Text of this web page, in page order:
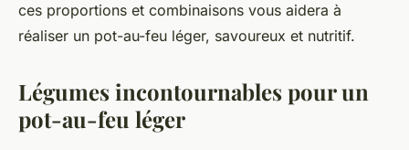
ces proportions et combinaisons vous aidera à
réaliser un pot-au-feu léger, savoureux et nutritif.
Légumes incontournables pour un
pot-au-feu léger